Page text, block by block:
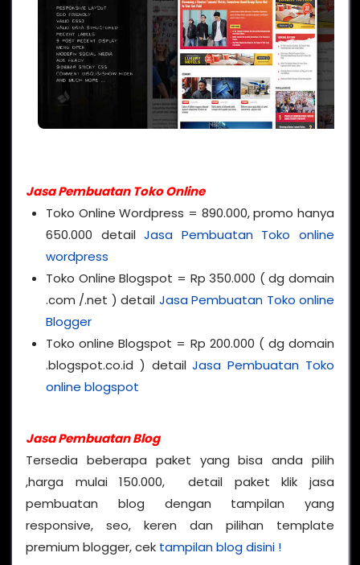
Jasa Pembuatan Toko Online
Toko Online Wordpress = 890.000, promo hanya
650.000 detailJasa Pembuatan Toko online
wordpress
Toko Online Blogspot = Rp 350.000 ( dg domain
.com /.net ) detail Jasa Pembuatan Toko online
Blogger
Toko online Blogspot = Rp 200.000 ( dg domain
.blogspot.co.id ) detailJasa Pembuatan Toko
online blogspot
Jasa Pembuatan Blog
Tersedia beberapa paket yang bisa anda pilih
,harga mulai 150.000, detail paket klik jasa
pembuatan blog dengan tampilan yang
responsive, seo, keren dan pilihan template
premium blogger, cek tampilan blog disini !